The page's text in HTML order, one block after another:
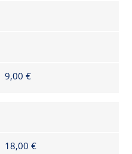
9,00 €
18,00 €